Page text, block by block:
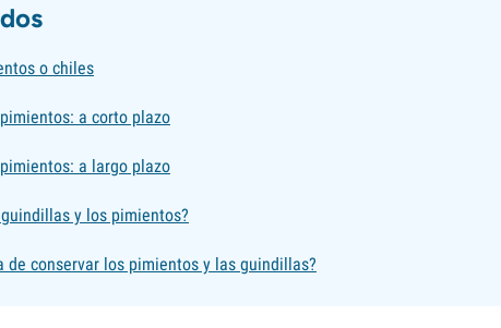
o chiles
a corto plazo
a largo plazo
y los pimientos?
de conservar los pimientos y las guindillas?